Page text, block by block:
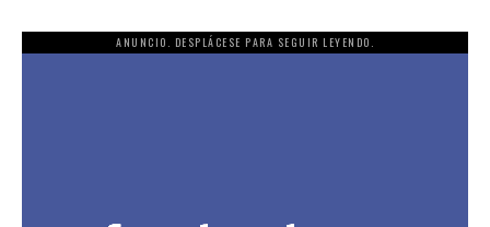
ANUNCIO. DESPLÁCESE PARA SEGUIR LEYENDO.